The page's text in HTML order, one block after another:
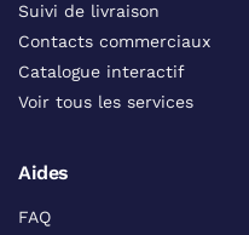
Suivi de livraison
Contacts commerciaux
Catalogue interactif
Voir tous les services
Aides
FAQ